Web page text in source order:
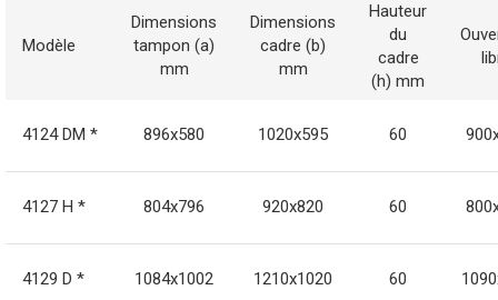
Modèle
Dimensions
tampon (a)
mm
Dimensions
cadre (b)
mm
Hauteur
du
cadre
(h) mm
4124 DM * 896x580 1020x595 60
4127 H * 804x796 920x820 60
4129 D * 1084x1002 1210x1020 60